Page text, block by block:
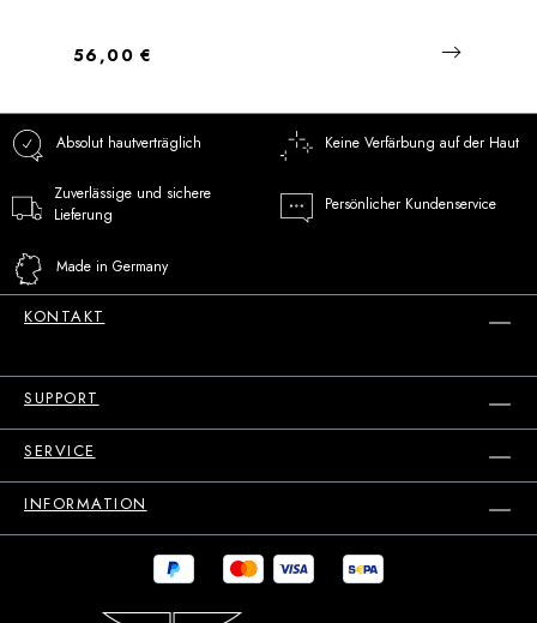
Regulärer Preis:
56,00 €
Absolut hautverträglich Keine Verfärbung auf der Haut
Zuverlässige und sichere
Lieferung
Persönlicher Kundenservice
Made in Germany
KONTAKT
SUPPORT
SERVICE
INFORMATION